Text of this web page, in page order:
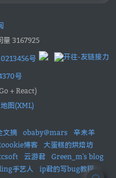
量 3167925
号
号
+ React)
图(XML)
文摘 obaby@mars
辛未羊
博客
大蛋糕的烘焙坊
云游君
Green_m's blog
手艺人
ip君的写bug教程